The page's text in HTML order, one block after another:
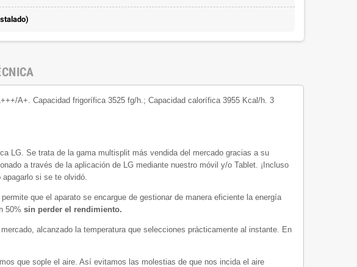
A+. Capacidad frigorífica 3525 fg/h.; Capacidad calorífica 3955 Kcal/h. 3
LG. Se trata de la gama multisplit más vendida del mercado gracias a su
a través de la aplicación de LG mediante nuestro móvil y/o Tablet. ¡Incluso
si se te olvidó.
permite que el aparato se encargue de gestionar de manera eficiente la energía
50% sin perder el rendimiento.
alcanzado la temperatura que selecciones prácticamente al instante. En
que sople el aire. Así evitamos las molestias de que nos incida el aire